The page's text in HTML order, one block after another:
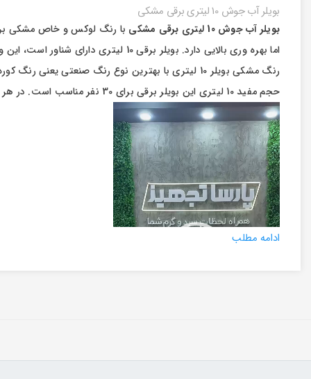
بویلر آب جوش 10 لیتری برقی مشکی
بویلر آب جوش 10 لیتری برقی مشکی
اما بهره وری بالایی دارد. بویلر برقی 10 لیتری دارای شناور است، این وسیله ساده اما مهم با اتصال داخل مخزن بویلر آبگیری را به شکل خودکار، آسان و سریع انجام می دهد.
رنگ مشکی بویلر 10 لیتری با بهترین نوع رنگ صنعتی یعنی رنگ کوره ای انجام شده است. این رنگ به صورت یکدست روی بدنه می نشیند، محافظ استیل است و در برابر حرارت مقاومت دارد.
حجم مفید 10 لیتری این بویلر برقی برای 30 نفر مناسب است. در هر محیطی که به صورت روزانه و مداوم آب جوش مورد نیاز است بویلر فلوتر دار محصولی کاربردی و مناسب است.
نمایشگر
ویدیو
ادامه مطلب
ارسال
تصاویر رسمی